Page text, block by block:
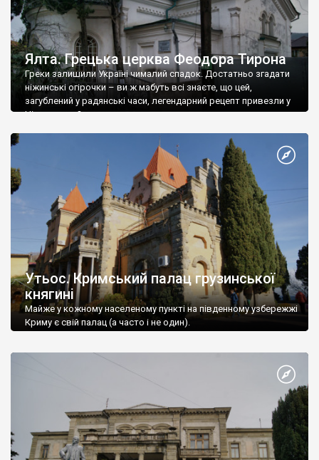
Ялта. Грецька церква Феодора Тирона
Греки залишили Україні чималий спадок. Достатньо згадати
ніжинські огірочки – ви ж мабуть всі знаєте, що цей,
загублений у радянські часи, легендарний рецепт привезли у
Ніжин греки?
Утьос. Кримський палац грузинської
княгині
Майже у кожному населеному пункті на південному узбережжі
Криму є свій палац (а часто і не один).